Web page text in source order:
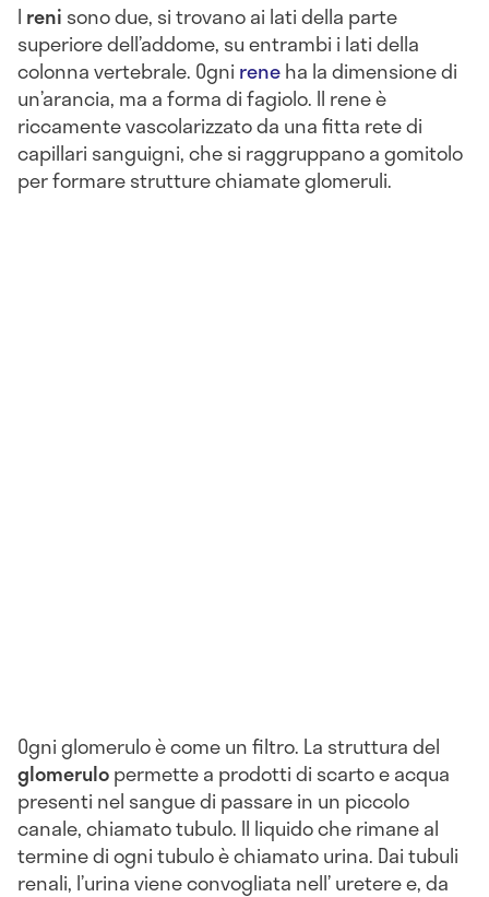
I reni sono due, si trovano ai lati della parte
superiore dell’addome, su entrambi i lati della
colonna vertebrale. Ogni reneha la dimensione di
un’arancia, ma a forma di fagiolo. Il rene è
riccamente vascolarizzato da una fitta rete di
capillari sanguigni, che si raggruppano a gomitolo
per formare strutture chiamate glomeruli.
Ogni glomerulo è come un filtro. La struttura del
glomerulopermette a prodotti di scarto e acqua
presenti nel sangue di passare in un piccolo
canale, chiamato tubulo. Il liquido che rimane al
termine di ogni tubulo è chiamato urina. Dai tubuli
renali, l’urina viene convogliata nell’ uretere e, da